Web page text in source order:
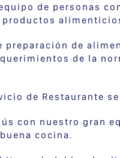
de personas
productos
preparación de
de la
de Restaurante
con nuestro gran
cocina.